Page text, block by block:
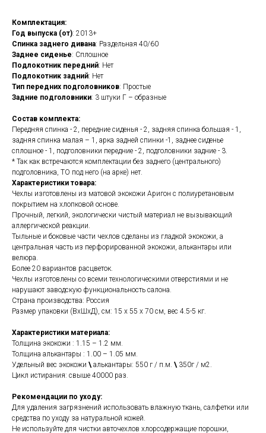
Комплектация:
Год выпуска (от): 2013+
Спинка заднего дивана: Раздельная 40/60
Заднее сиденье: Сплошное
Подлокотник передний: Нет
Подлокотник задний: Нет
Тип передних подголовников: Простые
Задние подголовники: 3 штуки Г – образные
Состав комплекта:
Передняя спинка - 2, передние сиденья - 2, задняя спинка большая - 1,
задняя спинка малая – 1, арка задней спинки -1, заднее сиденье
сплошное - 1, подголовники передние - 2, подголовники задние - 3.
* Так как встречаются комплектации без заднего (центрального)
подголовника, ТО под него (на арке) нет.
Характеристики товара:
Чехлы изготовлены из матовой экокожи Аригон с полиуретановым
покрытием на хлопковой основе.
Прочный, легкий, экологически чистый материал не вызывающий
аллергической реакции.
Тыльные и боковые части чехлов сделаны из гладкой экокожи, а
центральная часть из перфорированной экокожи, алькантары или
велюра.
Более 20 вариантов расцветок.
Чехлы изготовлены со всеми технологическими отверстиями и не
нарушают заводскую функциональность салона.
Страна производства: Россия
Размер упаковки (ВхШхД), см: 15 x 55 x 70 см, вес 4.5-5 кг.
Характеристики материала:
Толщина экокожи : 1.15 – 1.2 мм.
Толщина алькантары : 1.00 – 1.05 мм.
Удельный вес экокожи \ алькантары: 550 г / п.м. \ 350г / м2.
Цикл истирания: свыше 40000 раз.
Рекомендации по уходу:
Для удаления загрязнений использовать влажную ткань, салфетки или
средства по уходу за натуральной кожей.
Не используйте для чистки авточехлов хлорсодержащие порошки,